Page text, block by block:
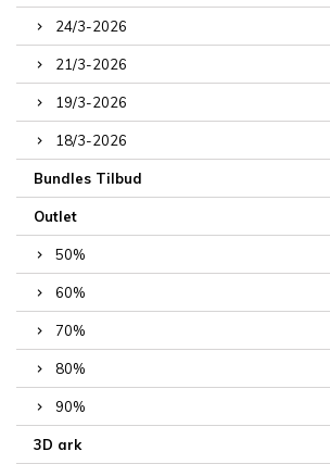
24/3-2026
21/3-2026
19/3-2026
18/3-2026
Bundles Tilbud
Outlet
50%
60%
70%
80%
90%
3D ark